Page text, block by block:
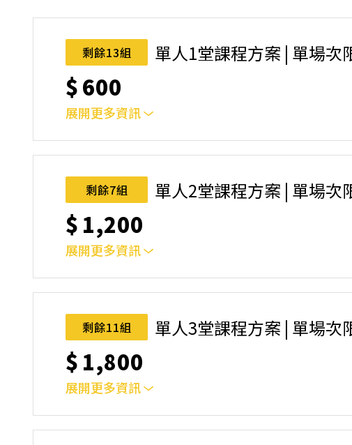
剩餘13組 單人1堂課程方案 | 單場次
$600
展開更多資訊
｜單人報名方案說明｜本課程採4人開班，6人滿班制。
完成後，如因天候因素無法上課，僅提供課程延期選項，
名後視為您已同意上述規則。
剩餘7組 單人2堂課程方案 | 單場次
$ 1,200
展開更多資訊
｜單人報名方案說明｜本課程採4人開班，6人滿班制。
完成後，如因天候因素無法上課，僅提供課程延期選項，
名後視為您已同意上述規則。
剩餘11組 單人3堂課程方案 | 單場次
$ 1,800
展開更多資訊
｜單人報名方案說明｜本課程採4人開班，6人滿班制。